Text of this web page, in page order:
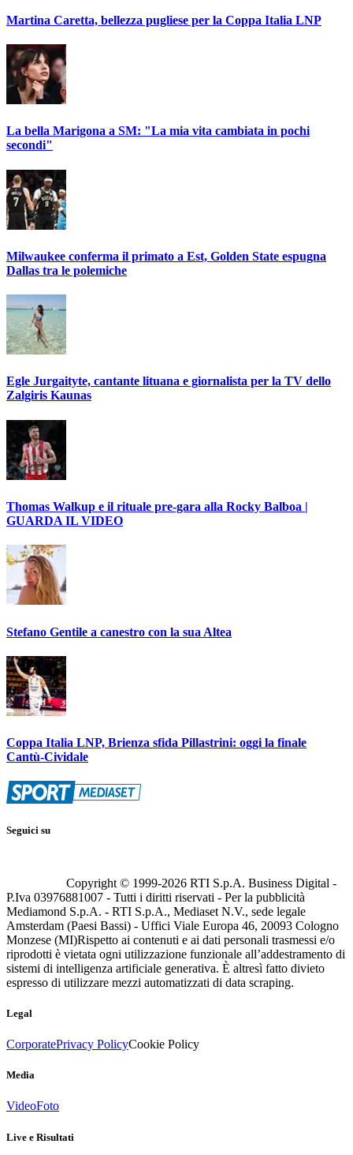
Martina Caretta, bellezza pugliese per la Coppa Italia LNP
La bella Marigona a SM: "La mia vita cambiata in pochi
secondi"
Milwaukee conferma il primato a Est, Golden State espugna
Dallas tra le polemiche
Egle Jurgaityte, cantante lituana e giornalista per la TV dello
Zalgiris Kaunas
Thomas Walkup e il rituale pre-gara alla Rocky Balboa |
GUARDA IL VIDEO
Stefano Gentile a canestro con la sua Altea
Coppa Italia LNP, Brienza sfida Pillastrini: oggi la finale
Cantù-Cividale
Seguici su
Copyright © 1999-2026 RTI S.p.A. Business Digital -
P.Iva 03976881007 - Tutti i diritti riservati - Per la pubblicità
Mediamond S.p.A. - RTI S.p.A., Mediaset N.V., sede legale
Amsterdam (Paesi Bassi) - Uffici Viale Europa 46, 20093 Cologno
Monzese (MI)Rispetto ai contenuti e ai dati personali trasmessi e/o
riprodotti è vietata ogni utilizzazione funzionale all’addestramento di
sistemi di intelligenza artificiale generativa. È altresì fatto divieto
espresso di utilizzare mezzi automatizzati di data scraping.
Legal
CorporatePrivacy PolicyCookie Policy
Media
VideoFoto
Live e Risultati